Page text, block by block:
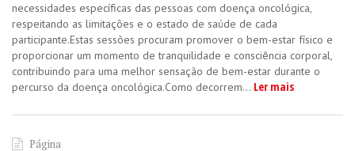
necessidades específicas das pessoas com doença oncológica,
respeitando as limitações e o estado de saúde de cada
participante.Estas sessões procuram promover o bem-estar físico e
proporcionar um momento de tranquilidade e consciência corporal,
contribuindo para uma melhor sensação de bem-estar durante o
percurso da doença oncológica.​Como decorrem... Ler mais
Página